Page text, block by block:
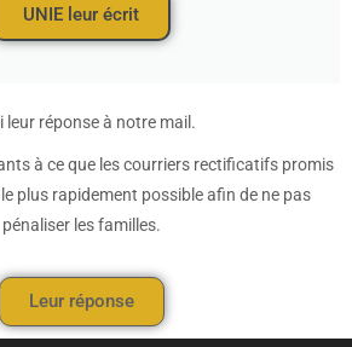
UNIE leur écrit
leur réponse à notre mail.
à ce que les courriers rectificatifs promis
plus rapidement possible afin de ne pas
pénaliser les familles.
Leur réponse